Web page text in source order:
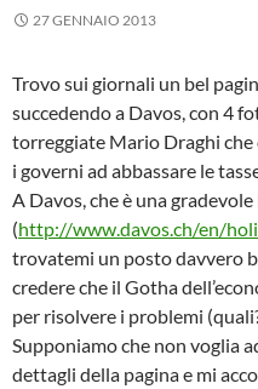
27 GENNAIO 2013
Trovo sui giornali un bel
succedendo a Davos, con 4
torreggiate Mario Draghi
i governi ad abbassare le
A Davos, che è una
(http://www.davos.ch/en/
trovatemi un posto davvero
credere che il Gotha
per risolvere i problemi
Supponiamo che non voglia
dettagli della pagina e mi